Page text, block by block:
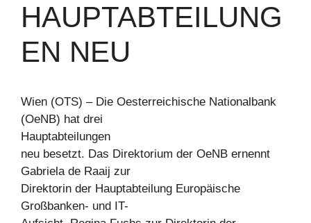
HAUPTABTEILUNG
EN NEU
Wien (OTS) – Die Oesterreichische Nationalbank
(OeNB) hat drei
Hauptabteilungen
neu besetzt. Das Direktorium der OeNB ernennt
Gabriela de Raaij zur
Direktorin der Hauptabteilung Europäische
Großbanken- und IT-